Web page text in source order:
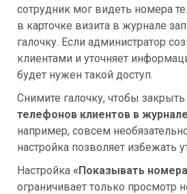
сотрудник мог видеть номера
в карточке визита в журнале
галочку. Если администратор
клиентами и уточняет
будет нужен такой доступ.
Снимите галочку, чтобы закрыть
телефонов клиентов в журнале
например, совсем
настройка позволяет избежать
Настройка «Показывать
ограничивает только просмотр